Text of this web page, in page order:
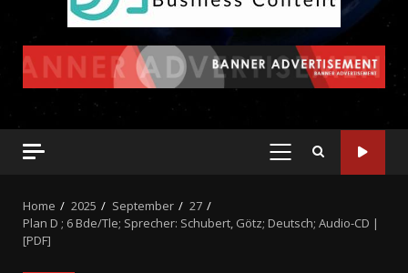
Home 2025 September
27
Plan D ; 6 Bde/Tle; Sprecher: Schubert, Götz; Deutsch; Audio-CD |
[PDF]